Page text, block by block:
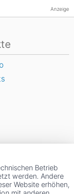
Anzeige
Betrieb
werden. Andere
Website erhöhen,